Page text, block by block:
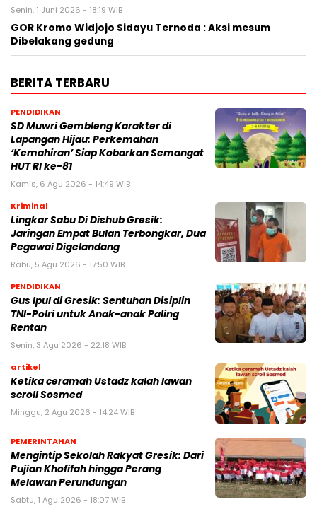
Senin, 1 Juni 2026 - 18:19 WIB
GOR Kromo Widjojo Sidayu Ternoda : Aksi mesum
Dibelakang gedung
BERITA TERBARU
PENDIDIKAN
SD Muwri Gembleng Karakter di
Lapangan Hijau: Perkemahan
‘Kemahiran’ Siap Kobarkan Semangat
HUT RI ke-81
Kamis, 6 Agu 2026 - 14:49 WIB
Kriminal
Lingkar Sabu Di Dishub Gresik:
Jaringan Empat Bulan Terbongkar, Dua
Pegawai Digelandang
Rabu, 5 Agu 2026 - 17:50 WIB
PENDIDIKAN
Gus Ipul di Gresik: Sentuhan Disiplin
TNI-Polri untuk Anak-anak Paling
Rentan
Senin, 3 Agu 2026 - 22:18 WIB
artikel
Ketika ceramah Ustadz kalah lawan
scroll Sosmed
Minggu, 2 Agu 2026 - 14:24 WIB
PEMERINTAHAN
Mengintip Sekolah Rakyat Gresik: Dari
Pujian Khofifah hingga Perang
Melawan Perundungan
Sabtu, 1 Agu 2026 - 18:07 WIB